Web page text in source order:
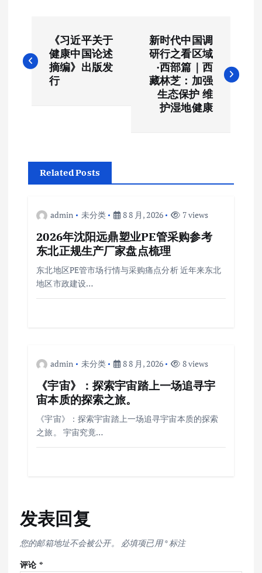
章
《习近平关于
健康中国论述
摘编》出版发
行
新时代中国调
研行之看区域
·西部篇｜西
藏林芝：加强
生态保护 维
护湿地健康
Related Posts
admin 未分类 8 8 月, 2026 7 views
2026年沈阳远鼎塑业PE管采购参考
东北正规生产厂家盘点梳理
东北地区PE管市场行情与采购痛点分析 近年来东北
地区市政建设…
admin 未分类 8 8 月, 2026 8 views
《宇宙》：探索宇宙踏上一场追寻宇
宙本质的探索之旅。
《宇宙》：探索宇宙踏上一场追寻宇宙本质的探索
之旅。 宇宙究竟…
发表回复
您的邮箱地址不会被公开。 必填项已用*标注
评论 *